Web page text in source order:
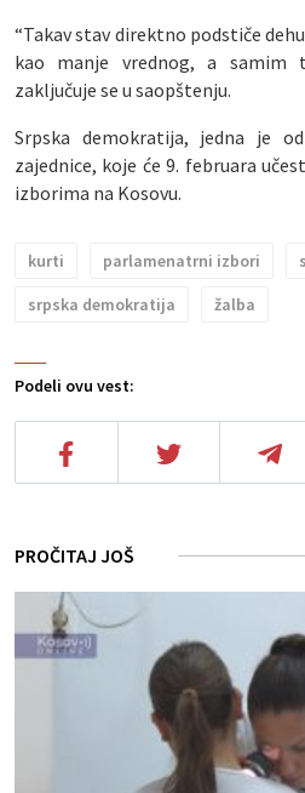
Podeli ovu vest:
“Takav stav direktno podstiče
kao manje vrednog, a samim
zaključuje se u saopštenju.
Srpska demokratija, jedna je
zajednice, koje će 9. februara
izborima na Kosovu.
kurti parlamenatrni izbori
srpska demokratija
žalba
PROČITAJ JOŠ